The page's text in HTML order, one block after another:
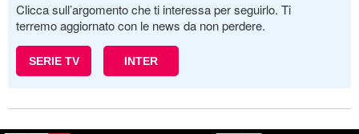
Clicca sull’argomento che ti interessa per seguirlo. Ti
terremo aggiornato con le news da non perdere.
SERIE TV INTER